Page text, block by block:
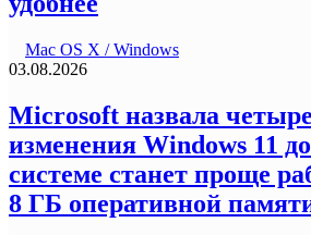
Mac OS X / Windows
03.08.2026
Microsoft назвала
изменения Windows 11
системе станет проще
8 ГБ оперативной